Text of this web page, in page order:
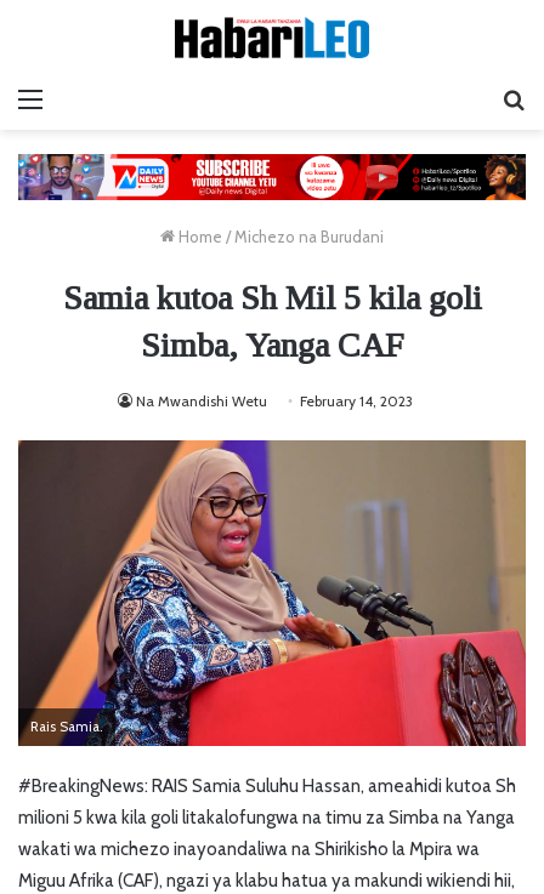
Home /Michezo na Burudani
Samia kutoa Sh Mil 5 kila goli
Simba, Yanga CAF
Na Mwandishi Wetu February 14, 2023
Rais Samia.
#BreakingNews: RAIS Samia Suluhu Hassan, ameahidi kutoa Sh
milioni 5 kwa kila goli litakalofungwa na timu za Simba na Yanga
wakati wa michezo inayoandaliwa na Shirikisho la Mpira wa
Miguu Afrika (CAF), ngazi ya klabu hatua ya makundi wikiendi hii,